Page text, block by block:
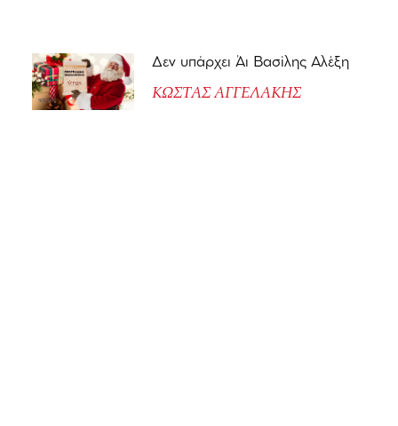
Δεν υπάρχει Άι Βασίλης Αλέξη
ΚΩΣΤΑΣ ΑΓΓΕΛΑΚΗΣ